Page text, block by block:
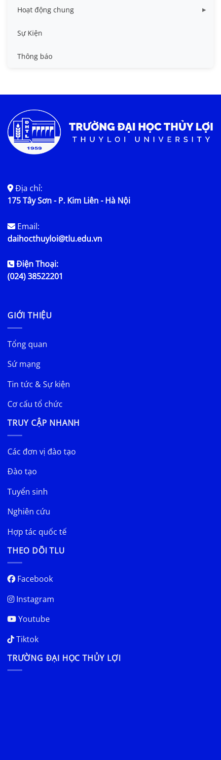
Hoạt động chung
Tin công tác sinh viên
Tin đào tạo
Tin tức chung
Sự Kiện
Thông báo
Địa chỉ:
175 Tây Sơn - P. Kim Liên - Hà Nội
Email:
daihocthuyloi@tlu.edu.vn
Điện Thoại:
(024) 38522201
GIỚI THIỆU
Tổng quan
Sứ mạng
Tin tức & Sự kiện
Cơ cấu tổ chức
TRUY CẬP NHANH
Các đơn vị đào tạo
Đào tạo
Tuyển sinh
Nghiên cứu
Hợp tác quốc tế
THEO DÕI TLU
Facebook
Instagram
Youtube
Tiktok
TRƯỜNG ĐẠI HỌC THỦY LỢI